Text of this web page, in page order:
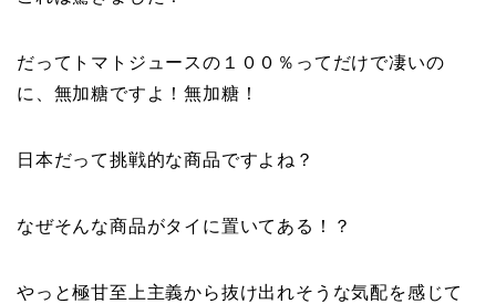
だってトマトジュースの１００％ってだけで凄いの
に、無加糖ですよ！無加糖！
日本だって挑戦的な商品ですよね？
なぜそんな商品がタイに置いてある！？
やっと極甘至上主義から抜け出れそうな気配を感じて